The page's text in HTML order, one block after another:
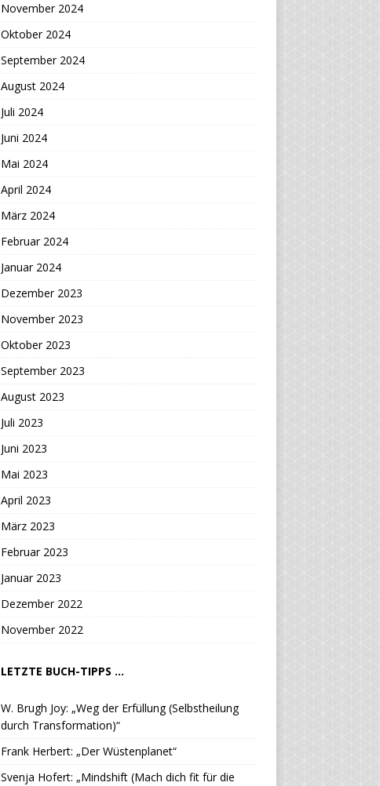
November 2024
Oktober 2024
September 2024
August 2024
Juli 2024
Juni 2024
Mai 2024
April 2024
März 2024
Februar 2024
Januar 2024
Dezember 2023
November 2023
Oktober 2023
September 2023
August 2023
Juli 2023
Juni 2023
Mai 2023
April 2023
März 2023
Februar 2023
Januar 2023
Dezember 2022
November 2022
LETZTE BUCH-TIPPS ...
W. Brugh Joy: „Weg der Erfüllung (Selbstheilung
durch Transformation)“
Frank Herbert: „Der Wüstenplanet“
Svenja Hofert: „Mindshift (Mach dich fit für die